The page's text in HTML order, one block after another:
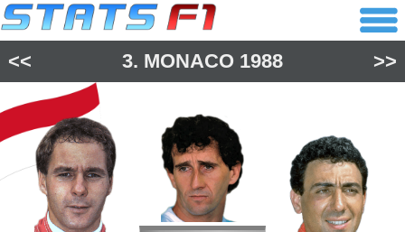
<< 3. MONACO 1988 >>